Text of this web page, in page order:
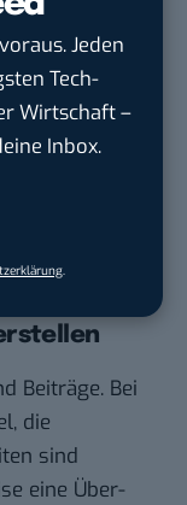
Jeden
Tech-
Wirtschaft –
Inbox.
.
Beiträge. Bei
die
sind
eine Über-